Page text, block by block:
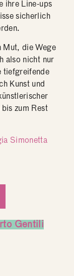
ihre Line-ups
sicherlich
Mut, die Wege
also nicht nur
tiefgreifende
Kunst und
zum Rest
Simonetta
Gentili